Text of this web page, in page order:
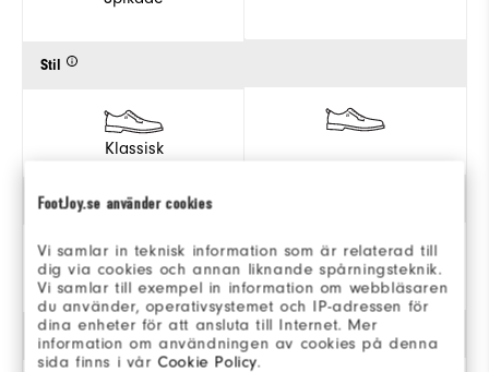
FootJoy.se använder cookies
Vi samlar in teknisk information som är relaterad till
dig via cookies och annan liknande spårningsteknik.
Vi samlar till exempel in information om webbläsaren
du använder, operativsystemet och IP-adressen för
dina enheter för att ansluta till Internet. Mer
information om användningen av cookies på denna
sida finns i vårCookie Policy.
Stil
Klassisk
Stabilitet
Support
Dämpning